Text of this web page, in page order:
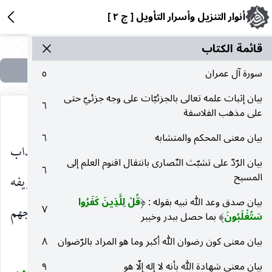
أنوار التنزيل وأسرار التأويل [ ج ٢ ]
قائمة الکتاب
سورة آل عمران
٥
بيان إثبات علمه تعالى بالجزئيّات على وجه جزئيّ حتى
على مذهب الفلاسفة
٦
بيان معنى المحكم والمتشابه
٦
بيان الرّدّ على تشبّث النّصارى بانتقال اقنوم العلم إلى
المسيح
٦
بيان صدق وعد الله نبيه بقوله : (قُلْ لِلَّذِينَ كَفَرُوا
سَتُغْلَبُونَ) بما حصل ببدر وخيبر
٧
بيان معنى كون رضوان الله أكبر وما هو المراد بالرّضوان ٨
بيان معنى شهادة الله بأنه لا إله إلّا هو
٩
وَالَّذِينَ كَذَّبُوا بِآياتِنا يَمَسُّهُمُ الْعَذابُ
جعل العذاب
ماسا لهم كأنه الطالب للوصول إليهم ، واستغنى بتعريفه
عن التوصيف.(بِما كانُوا يَفْسُقُونَ بسبب خروجهم
عن التصديق والطاعة.